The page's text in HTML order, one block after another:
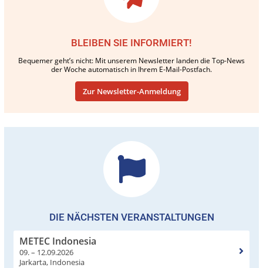
BLEIBEN SIE INFORMIERT!
Bequemer geht’s nicht: Mit unserem Newsletter landen die Top-News
der Woche automatisch in Ihrem E-Mail-Postfach.
Zur Newsletter-Anmeldung
DIE NÄCHSTEN VERANSTALTUNGEN
METEC Indonesia
09. – 12.09.2026
Jarkarta, Indonesia